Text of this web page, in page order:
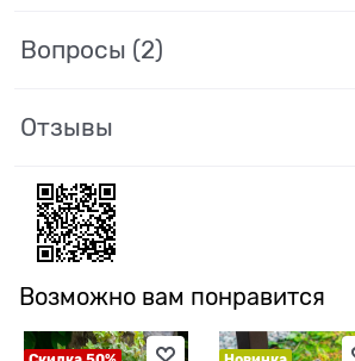
Вопросы (2)
Отзывы
Возможно вам понравится